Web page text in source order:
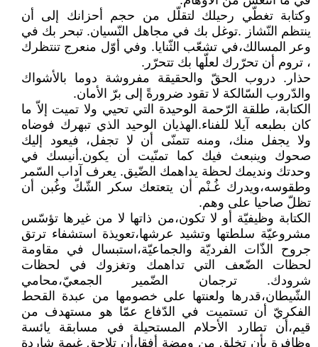
وكتابة تغطّي رحيلك لتقلّل من حجم أحزانك إلى أن
ينتظم النّشاز .توغل بك في مجاهل النّسيان. تبحر بك في
وعر المسالك،في تشعّب الثّنايا. وفي أوّل منعرج تنتظرك
، تروم أن تحرّرك لعلّها بك تتحرّر.
حذار. دروب الحقّ والحقيقة مفروشة دوما بالأشواك
والدّروب السّالكة لا تقود ضرورةً إلى برّ الأمان.
الكتابة، طلقة الرّحمة الوحيدة التي تحيي ولا تميت إلاّ ما
كان بطبعه آيلا للفناء.الهذيان الوحيد الذي تبهرك فوضاه
ولا يجفل منك، ومنه تتمنّى أن لا تجفل، فيعود إليك
صحوك وينبعث فيك كما تمنّيت أن يكون.أنيسك في
وحدتك ونديمك لحظة يداهمك الضّيق. يعرف آداب السّمر
وطقوسه،ويدرك غُـنْم أن يتعتعك سكر الشّكّ وغُبن أن
تظلّ صاحيا على وهم.
الكتابة وظيفيّة أو لا تكون،من ذاتها لا من غيرها تؤسّس
مشروعيّة سلطتها وتشيد عرشها،تعويذة استشفاء ترتق
جروح الذّات الفرديّة والجماعيّة،استبسال في مقاومة
لحظات الضّعف التي تداهمك وتغزوك في لحظات
شرودك. ترجمان الضّمير الجمعيّ،محامي
الشّيطان،قدرها ولعنتها على خصومها من عبدة القحط
الفكريّ أن تستميت في الدّفاع عمّا هو مستهدف من
قيم،أن تطارد الأحلام المستحيلة في مسابقة يائسة
وظافرة بأن تخلق من ومضة أفقا،أن تلاحق غيمة شاردة